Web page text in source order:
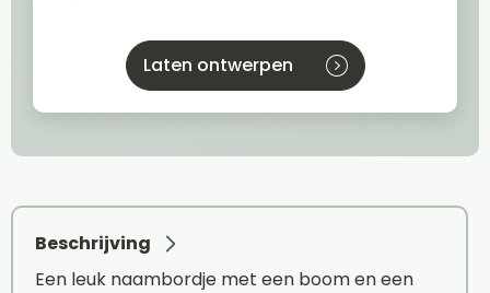
Laten ontwerpen
Beschrijving
Een leuk naambordje met een boom en een